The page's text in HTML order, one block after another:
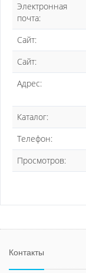
Электронная
почта:
Сайт:
Сайт:
Адрес:
Каталог:
Телефон:
Просмотров:
Контакты